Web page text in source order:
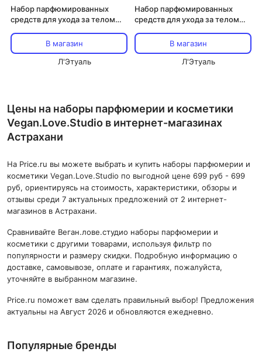
Набор парфюмированных
средств для ухода за телом
Подарочный набор гель для
душа и крем для рук и тела
Cherry,Almond,Tonka Beans
В магазин
Л'Этуаль
Набор парфюмированных
средств для ухода за телом
Подарочный набор гель для
душа, крем для рук и тела,
черный перец, амбра, нероли
В магазин
Л'Этуаль
Цены на наборы парфюмерии и косметики
Vegan.Love.Studio в интернет-магазинах
Астрахани
На Price.ru вы можете выбрать и купить наборы парфюмерии и
косметики Vegan.Love.Studio по выгодной цене 699 руб - 699
руб, ориентируясь на стоимость, характеристики, обзоры и
отзывы среди 7 актуальных предложений от 2 интернет-
магазинов в Астрахани.
Сравнивайте Веган.лове.студио наборы парфюмерии и
косметики с другими товарами, используя фильтр по
популярности и размеру скидки. Подробную информацию о
доставке, самовывозе, оплате и гарантиях, пожалуйста,
уточняйте в выбранном магазине.
Price.ru поможет вам сделать правильный выбор! Предложения
актуальны на Август 2026 и обновляются ежедневно.
Популярные бренды